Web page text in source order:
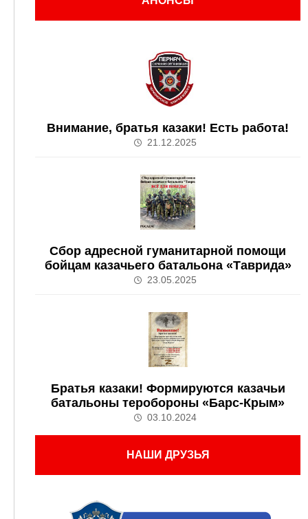
Внимание, братья казаки! Есть работа!
21.12.2025
Сбор адресной гуманитарной помощи
бойцам казачьего батальона «Таврида»
23.05.2025
Братья казаки! Формируются казачьи
батальоны теробороны «Барс-Крым»
03.10.2024
НАШИ ДРУЗЬЯ